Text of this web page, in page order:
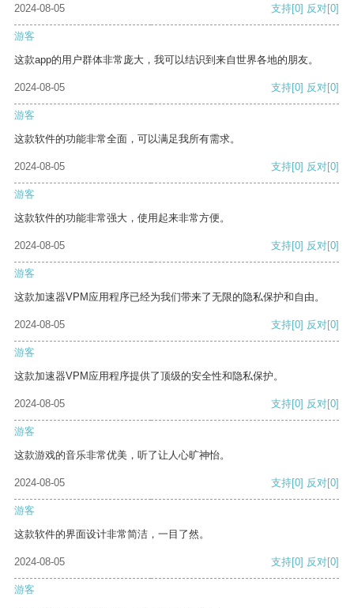
2024-08-05 支持[0] 反对[0]
游客
这款app的用户群体非常庞大，我可以结识到来自世界各地的朋友。
2024-08-05 支持[0] 反对[0]
游客
这款软件的功能非常全面，可以满足我所有需求。
2024-08-05 支持[0] 反对[0]
游客
这款软件的功能非常强大，使用起来非常方便。
2024-08-05 支持[0] 反对[0]
游客
这款加速器VPM应用程序已经为我们带来了无限的隐私保护和自由。
2024-08-05 支持[0] 反对[0]
游客
这款加速器VPM应用程序提供了顶级的安全性和隐私保护。
2024-08-05 支持[0] 反对[0]
游客
这款游戏的音乐非常优美，听了让人心旷神怡。
2024-08-05 支持[0] 反对[0]
游客
这款软件的界面设计非常简洁，一目了然。
2024-08-05 支持[0] 反对[0]
游客